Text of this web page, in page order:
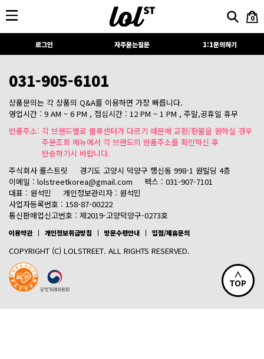
0
로그인 자주묻는질문 1:1문의하기
031-905-6101
상품문의는 각 상품의 Q&A를 이용하면 가장 빠릅니다.
영업시간 : 9 AM ~ 6 PM , 점심시간 : 12 PM ~ 1 PM , 주말,공휴일 휴무
반품주소: 각 브랜드별로 물류센터가 다르기 때문에 교환/환불을 원하실 경우
주문조회 메뉴에서 각 브랜드의 반품주소를 확인하신 후
반송하기시 바랍니다.
주식회사 롤스트릿
경기도 고양시 덕양구 행신동 998-1 원빌딩 4층
이메일 : lolstreetkorea@gmail.com
팩스 : 031-907-7101
대표 : 원석민
개인정보관리자 : 원석민
사업자등록번호 : 158-87-00222
통신판매업신고번호 : 제2019-고양덕양구-0273호
이용약관 개인정보취급방침 방문수령안내 입점/제휴문의
COPYRIGHT (C) LOLSTREET. ALL RIGHTS RESERVED.
∧
TOP